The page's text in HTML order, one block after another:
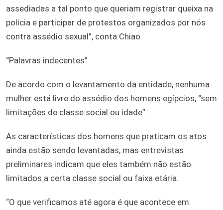
assediadas a tal ponto que queriam registrar queixa na
polícia e participar de protestos organizados por nós
contra assédio sexual”, conta Chiao.
“Palavras indecentes”
De acordo com o levantamento da entidade, nenhuma
mulher está livre do assédio dos homens egípcios, “sem
limitações de classe social ou idade”.
As características dos homens que praticam os atos
ainda estão sendo levantadas, mas entrevistas
preliminares indicam que eles também não estão
limitados a certa classe social ou faixa etária.
“O que verificamos até agora é que acontece em